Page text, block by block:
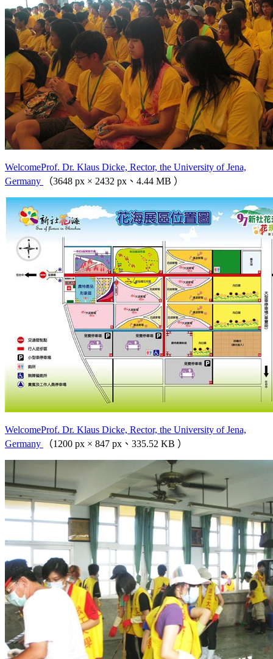
WelcomeProf. Dr. Klaus Dicke, Rector, the University of Jena,
Germany
（3648 px × 2432 px、4.44 MB ）
WelcomeProf. Dr. Klaus Dicke, Rector, the University of Jena,
Germany
（1200 px × 847 px、335.52 KB ）